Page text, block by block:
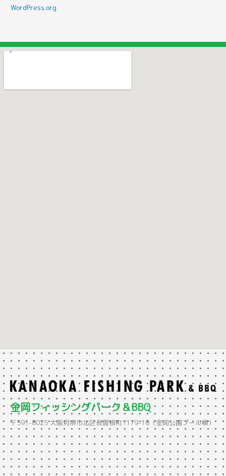
WordPress.org
金岡フィッシングパーク＆BBQ
〒591-8025 大阪府堺市北区長曽根町1179-18（金岡公園プール横）